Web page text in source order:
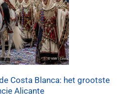
Costa Blanca: het grootste
Alicante